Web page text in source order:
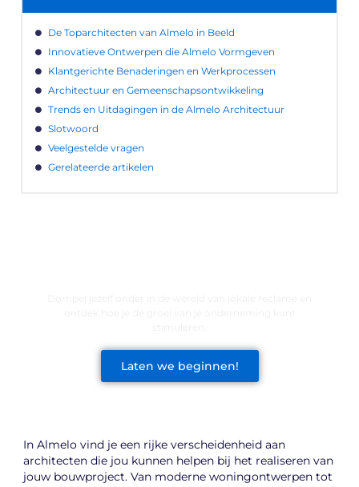
In Almelo vind je een rijke verscheidenheid aan
architecten die jou kunnen helpen bij het realiseren van
jouw bouwproject. Van moderne woningontwerpen tot
De Toparchitecten van Almelo in Beeld
Innovatieve Ontwerpen die Almelo Vormgeven
Klantgerichte Benaderingen en Werkprocessen
Architectuur en Gemeenschapsontwikkeling
Trends en Uitdagingen in de Almelo Architectuur
Slotwoord
Veelgestelde vragen
Gerelateerde artikelen
Laten we beginnen!